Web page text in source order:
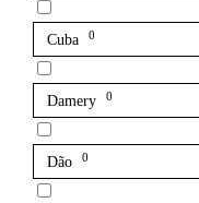
Cuba 0
Damery 0
Dão 0